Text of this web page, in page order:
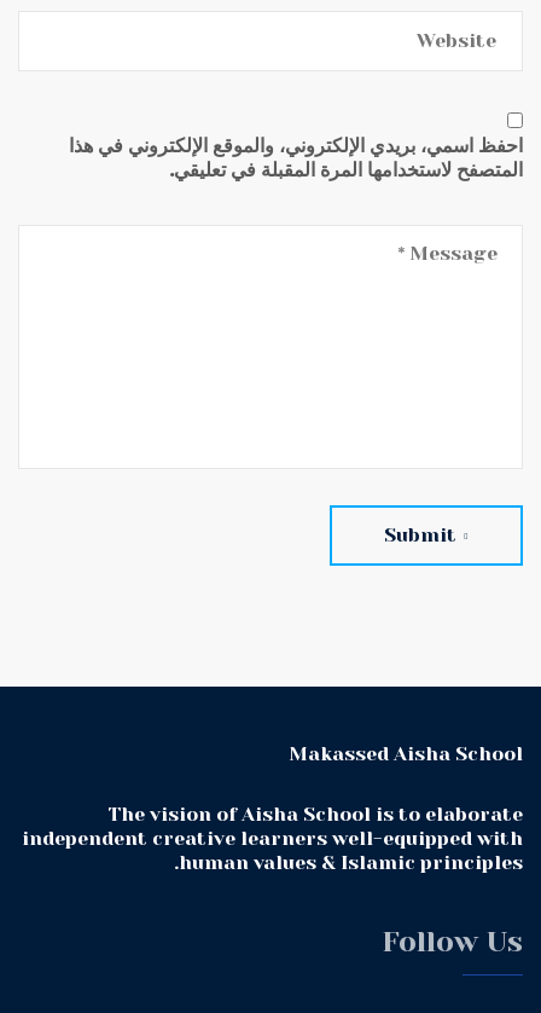
احفظ اسمي، بريدي الإلكتروني، والموقع الإلكتروني في هذا
المتصفح لاستخدامها المرة المقبلة في تعليقي.
Submit
Makassed Aisha School
The vision of Aisha School is to elaborate
independent creative learners well-equipped with
human values & Islamic principles.
Follow Us